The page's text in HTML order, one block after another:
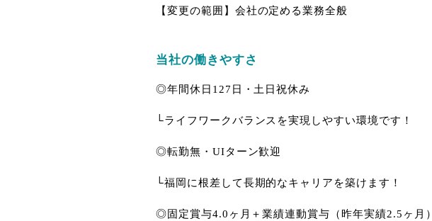
【変更の範囲】会社の定める業務全般
当社の働きやすさ
◎年間休日127日・土日祝休み
└ライフワークバランスを実現しやすい環境です！
◎転勤無・UIターン歓迎
└福岡に根差して長期的なキャリアを築けます！
◎固定賞与4.0ヶ月＋業績連動賞与（昨年実績2.5ヶ月）